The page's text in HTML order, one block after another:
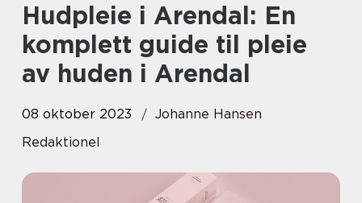
Hudpleie i Arendal: En
komplett guide til pleie
av huden i Arendal
08 oktober 2023
Johanne Hansen
Redaktionel